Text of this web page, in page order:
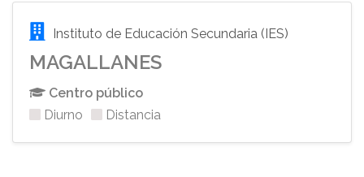
Instituto de Educación Secundaria (IES)
MAGALLANES
Centro público
Diurno
Distancia